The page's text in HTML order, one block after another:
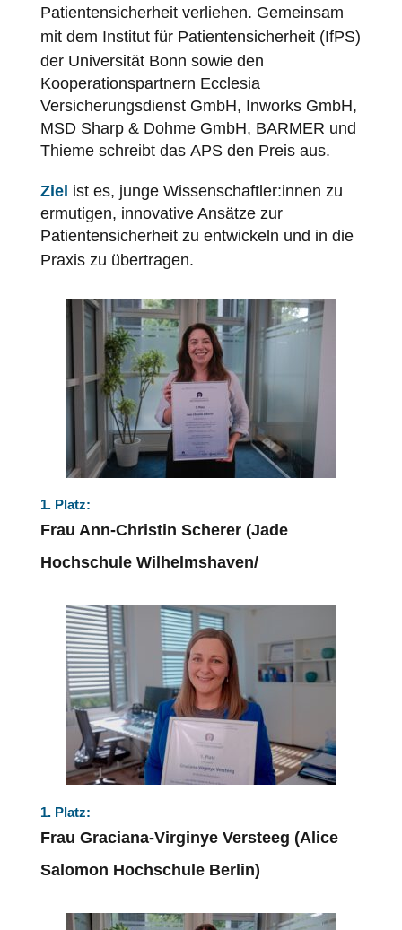
Patientensicherheitverliehen. Gemeinsam
mit dem Institut für Patientensicherheit(IfPS)
der Universität Bonn sowie den
Kooperationspartnern Ecclesia
Versicherungsdienst GmbH, Inworks GmbH,
MSD Sharp & Dohme GmbH, BARMER und
Thieme schreibt das APSden Preis aus.
Ziel ist es, junge Wissenschaftler:innen zu
ermutigen, innovative Ansätze zur
Patientensicherheitzu entwickeln und in die
Praxis zu übertragen.
1. Platz:
Frau Ann-Christin Scherer (Jade
Hochschule Wilhelmshaven/
1. Platz:
Frau Graciana-Virginye Versteeg (Alice
Salomon Hochschule Berlin)